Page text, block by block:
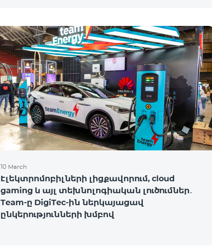
10 March
Էլեկտրոմոբիլների լիցքավորում, cloud
gaming և այլ տեխնոլոգիական լուծումներ․
Team-ը DigiTec-ին ներկայացավ
ընկերությունների խմբով